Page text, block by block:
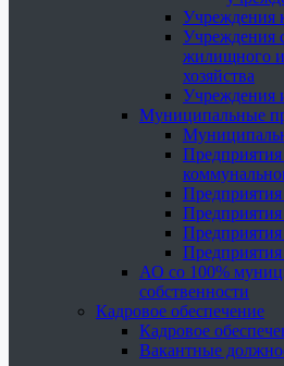
Учреждения
Учреждения
жилищного
хозяйства
Учреждения
Муниципальные
Предприятия
Предприятия
АО со 100%
собственности
Кадровое обеспечение
Кадровое
Вакантные